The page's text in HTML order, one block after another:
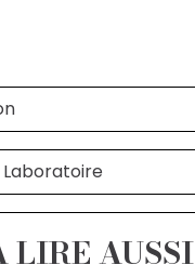
LIRE AUSSI